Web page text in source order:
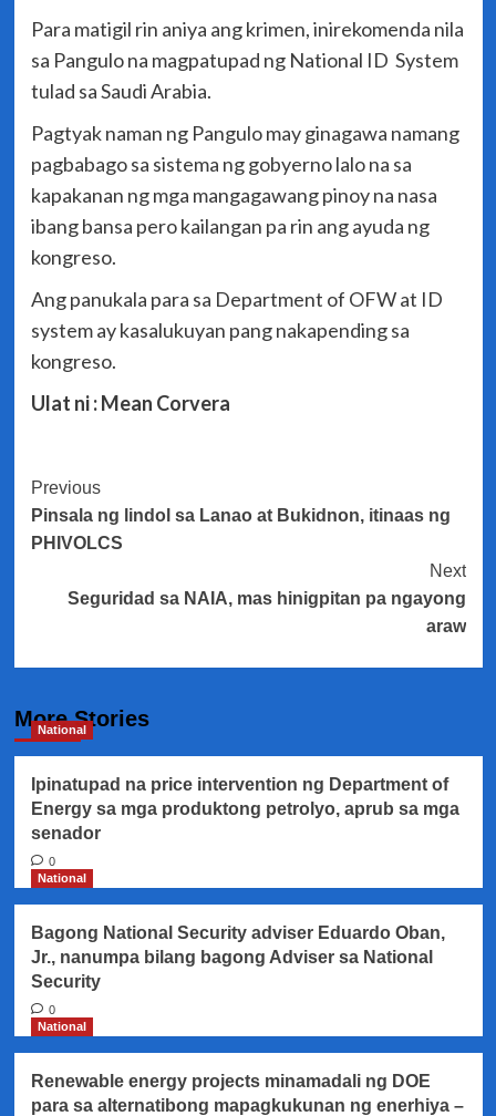
Para matigil rin aniya ang krimen, inirekomenda nila
sa Pangulo na magpatupad ng National ID System
tulad sa Saudi Arabia.
Pagtyak naman ng Pangulo may ginagawa namang
pagbabago sa sistema ng gobyerno lalo na sa
kapakanan ng mga mangagawang pinoy na nasa
ibang bansa pero kailangan pa rin ang ayuda ng
kongreso.
Ang panukala para sa Department of OFW at ID
system ay kasalukuyan pang nakapending sa
kongreso.
Ulat ni : Mean Corvera
Post
Navigation
Previous
Pinsala ng lindol sa Lanao at Bukidnon, itinaas ng
PHIVOLCS
Next
Seguridad sa NAIA, mas hinigpitan pa ngayong
araw
More Stories
National
Ipinatupad na price intervention ng Department of
Energy sa mga produktong petrolyo, aprub sa mga
senador
0
National
Bagong National Security adviser Eduardo Oban,
Jr., nanumpa bilang bagong Adviser sa National
Security
0
National
Renewable energy projects minamadali ng DOE
para sa alternatibong mapagkukunan ng enerhiya –